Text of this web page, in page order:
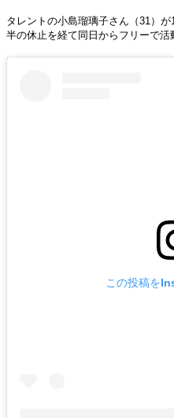
タレントの小島瑠璃子さん（31）
半の休止を経て同日からフリーで活
この投稿を